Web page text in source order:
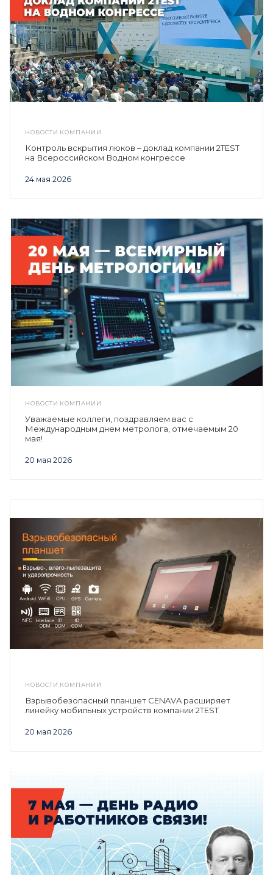
НОВОСТИ КОМПАНИИ
24 мая 2026
Контроль вскрытия люков – доклад компании 2TEST
на Всероссийском Водном конгрессе
НОВОСТИ КОМПАНИИ
20 мая 2026
Уважаемые коллеги, поздравляем вас с
Международным днем метролога, отмечаемым 20
мая!
НОВОСТИ КОМПАНИИ
20 мая 2026
Взрывобезопасный планшет CENAVA расширяет
линейку мобильных устройств компании 2TEST